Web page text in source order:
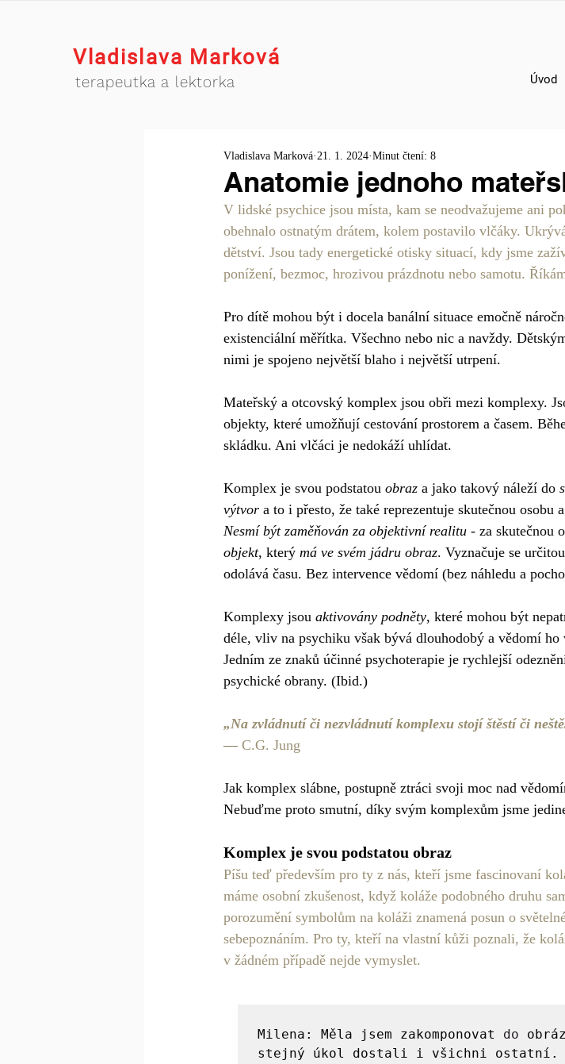
Vladislava Marková
terapeutka a lektorka Úvod
Anatomie jednoho
Vladislava Marková 21. 1. 2024 Minut čtení: 8
V lidské psychice jsou místa, kam se neodvažujeme ani
obehnalo ostnatým drátem, kolem postavilo vlčáky.
dětství. Jsou tady energetické otisky situací, kdy jsme
ponížení, bezmoc, hrozivou prázdnotu nebo samotu.
Pro dítě mohou být i docela banální situace emočně
existenciální měřítka. Všechno nebo nic a navždy.
nimi je spojeno největší blaho i největší utrpení.
Mateřský a otcovský komplex jsou obři mezi komplexy.
objekty, které umožňují cestování prostorem a časem.
skládku. Ani vlčáci je nedokáží uhlídat.
Komplex je svou podstatou obraz a jako takový náleží do
výtvor a to i přesto, že také reprezentuje skutečnou osobu
Nesmí být zaměňován za objektivní realitu - za skutečnou
objekt, který má ve svém jádru obraz. Vyznačuje se
odolává času. Bez intervence vědomí (bez náhledu a
Komplexy jsou aktivovány podněty, které mohou být
déle, vliv na psychiku však bývá dlouhodobý a vědomí
Jedním ze znaků účinné psychoterapie je rychlejší
psychické obrany. (Ibid.)
„Na zvládnutí či nezvládnutí komplexu stojí štěstí či
— C.G. Jung
Jak komplex slábne, postupně ztráci svoji moc nad
Nebuďme proto smutní, díky svým komplexům jsme
Komplex je svou podstatou obraz
Píšu teď především pro ty z nás, kteří jsme fascinovaní
máme osobní zkušenost, když koláže podobného druhu
porozumění symbolům na koláži znamená posun o
sebepoznáním. Pro ty, kteří na vlastní kůži poznali, že
v žádném případě nejde vymyslet.
Milena: Měla jsem zakomponovat do
stejný úkol dostali i všichni ostatní.